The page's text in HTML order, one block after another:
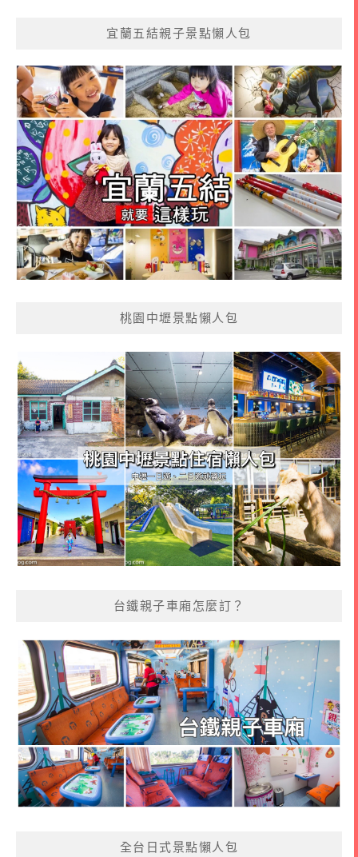
宜蘭五結親子景點懶人包
桃園中壢景點懶人包
台鐵親子車廂怎麼訂？
全台日式景點懶人包